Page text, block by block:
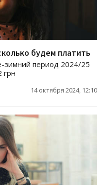
будем платить
зимний период 2024/25
грн
14 октября 2024, 12:10